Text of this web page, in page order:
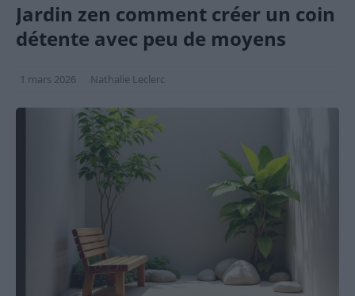
Jardin zen comment créer un coin
détente avec peu de moyens
1 mars 2026 Nathalie Leclerc